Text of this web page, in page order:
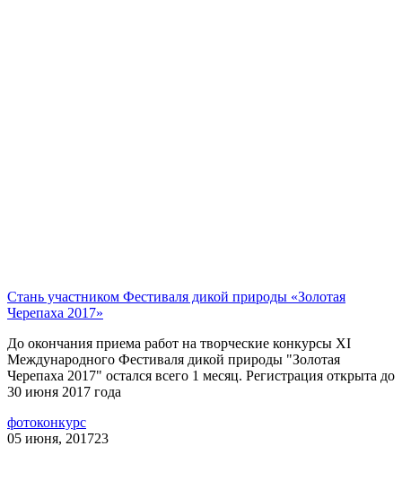
Стань участником Фестиваля дикой природы «Золотая
Черепаха 2017»
До окончания приема работ на творческие конкурсы XI
Международного Фестиваля дикой природы "Золотая
Черепаха 2017" остался всего 1 месяц. Регистрация открыта до
30 июня 2017 года
фотоконкурс
05 июня, 201723